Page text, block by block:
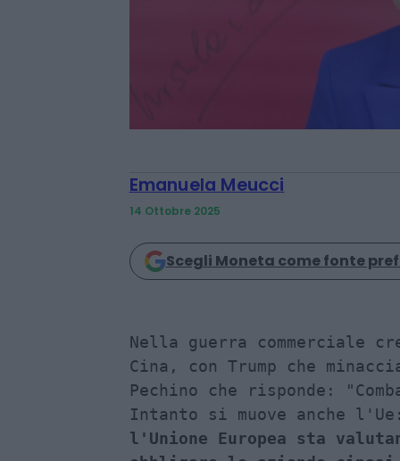
Emanuela Meucci
Scegli Moneta come fonte
Nella guerra commerciale
Cina, con Trump che